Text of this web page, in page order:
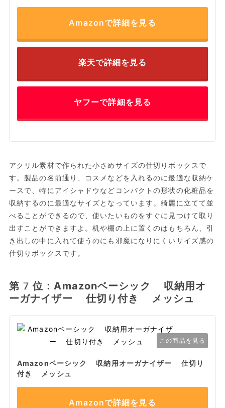
Amazonで詳細を見る
楽天で詳細を見る
ヤフーで詳細を見る
アクリル素材で作られた小さめサイズの仕切りボックスで
す。製品の名前通り、コスメなどを入れるのに最適な収納ケ
ースで、特にアイシャドウなどコンパクトの形状の化粧品を
収納するのに最適なサイズとなっています。綺麗に立てて並
べることができるので、使いたいものをすぐに見つけて取り
出すことができますよ。机や棚の上に置くのはもちろん、引
き出しの中に入れて使うのにも邪魔になりにくいサイズ感の
仕切りボックスです。
第7位：Amazonベーシック 収納用オ
ーガナイザー 仕切り付き メッシュ
この商品を見る
Amazonベーシック 収納用オーガナイザー 仕切り
付き メッシュ
Amazonで詳細を見る